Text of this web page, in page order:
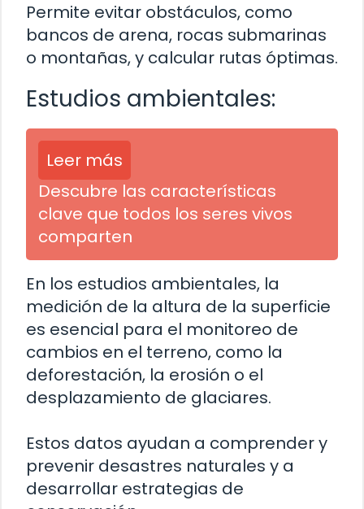
Permite evitar obstáculos, como
bancos de arena, rocas submarinas
o montañas, y calcular rutas óptimas.
Estudios ambientales:
Leer más
Descubre las características
clave que todos los seres vivos
comparten
En los estudios ambientales, la
medición de la altura de la superficie
es esencial para el monitoreo de
cambios en el terreno, como la
deforestación, la erosión o el
desplazamiento de glaciares.
Estos datos ayudan a comprender y
prevenir desastres naturales y a
desarrollar estrategias de